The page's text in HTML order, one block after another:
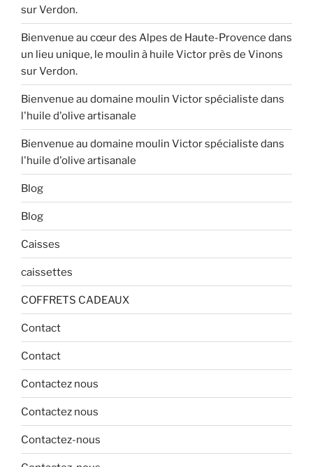
sur Verdon.
Bienvenue au cœur des Alpes de Haute-Provence dans
un lieu unique, le moulin à huile Victor près de Vinons
sur Verdon.
Bienvenue au domaine moulin Victor spécialiste dans
l'huile d'olive artisanale
Bienvenue au domaine moulin Victor spécialiste dans
l'huile d'olive artisanale
Blog
Blog
Caisses
caissettes
COFFRETS CADEAUX
Contact
Contact
Contactez nous
Contactez nous
Contactez-nous